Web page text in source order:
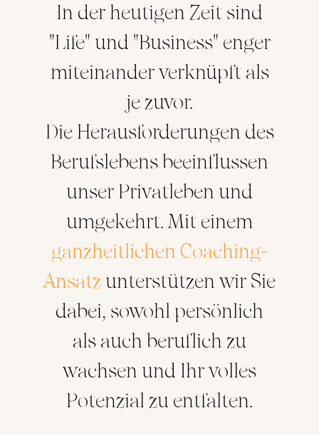
In der heutigen Zeit sind
"Life" und "Business" enger
miteinander verknüpft als
je zuvor.
Die Herausforderungen des
Berufslebens beeinflussen
unser Privatleben und
umgekehrt. Mit einem
ganzheitlichen Coaching-
Ansatz unterstützen wir Sie
dabei, sowohl persönlich
als auch beruflich zu
wachsen und Ihr volles
Potenzial zu entfalten.